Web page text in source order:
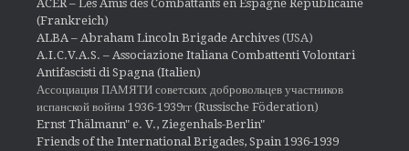
ACER – Les Amis des Combattants en Espagne Républicaine
(Frankreich)
ALBA – Abraham Lincoln Brigade Archives (USA)
A.I.C.V.A.S. – Associazione Italiana Combattenti Volontari
Antifascisti di Spagna (Italien)
Ассоциация ПАМЯТИ советских добровольцев участников
испанской войны 1936-1939гг (Russische Föderation)
Ernst Thälmann" e. V., Ziegenhals-Berlin"
Friends of the International Brigades, Spain 1936-1939